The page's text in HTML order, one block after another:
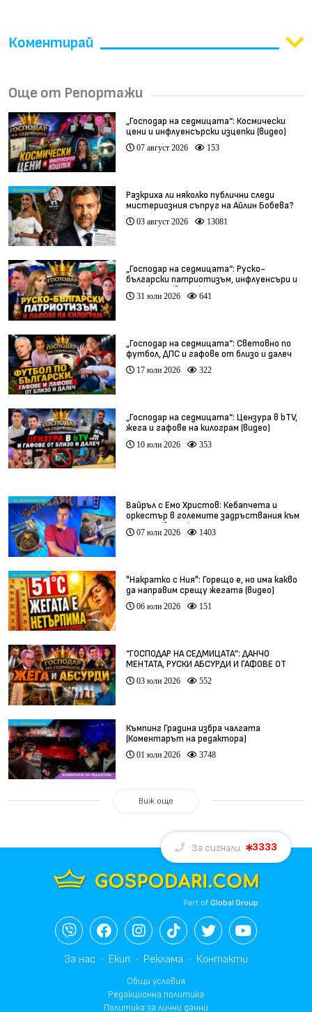
Коментирай
Още от Репортажи
„Господар на седмицата“: Космически
цени и инфлуенсърски изцепки (видео)
07 август 2026 153
Разкриха ли няколко публични следи
мистериозния съпруг на Айлин Бобева?
03 август 2026 13081
„Господар на седмицата“: Руско-
български патриотизъм, инфлуенсъри и
тарикати (видео)
31 юли 2026 641
„Господар на седмицата“: Световно по
футбол, ДПС и гафове от близо и далеч
17 юли 2026 322
„Господар на седмицата“: Цензура в bTV,
жега и гафове на килограм (видео)
10 юли 2026 353
Вайръл с Емо Христов: Кебапчета и
оркестър в големите задръствания към
морето (видео)
07 юли 2026 1403
"Накратко с Ния": Горещо е, но има какво
да направим срещу жегата (видео)
06 юли 2026 151
“ГОСПОДАР НА СЕДМИЦАТА”: ДАНЧО
МЕНТАТА, РУСКИ АБСУРДИ И ГАФОВЕ ОТ
ЦЯЛ СВЯТ
03 юли 2026 552
Къмпинг Градина избра чалгата
(Коментарът на редактора)
01 юли 2026 3748
Виж още
За сигнали: 3333
Part ofGlobal Group
За нас Екип Реклама Контакти
Общи условия
Редакционна политика
Политика за лични данни